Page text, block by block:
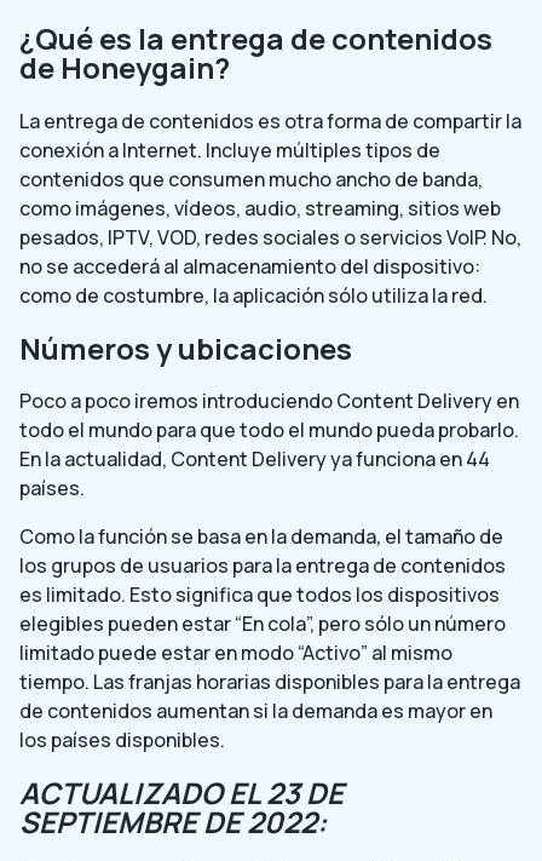
¿Qué es la entrega de contenidos
de Honeygain?
La entrega de contenidos es otra forma de compartir la
conexión a Internet. Incluye múltiples tipos de
contenidos que consumen mucho ancho de banda,
como imágenes, vídeos, audio, streaming, sitios web
pesados, IPTV, VOD, redes sociales o servicios VoIP. No,
no se accederá al almacenamiento del dispositivo:
como de costumbre, la aplicación sólo utiliza la red.
Números y ubicaciones
Poco a poco iremos introduciendo Content Delivery en
todo el mundo para que todo el mundo pueda probarlo.
En la actualidad, Content Delivery ya funciona en 44
países.
Como la función se basa en la demanda, el tamaño de
los grupos de usuarios para la entrega de contenidos
es limitado. Esto significa que todos los dispositivos
elegibles pueden estar “En cola”, pero sólo un número
limitado puede estar en modo “Activo” al mismo
tiempo. Las franjas horarias disponibles para la entrega
de contenidos aumentan si la demanda es mayor en
los países disponibles.
ACTUALIZADO EL 23 DE
SEPTIEMBRE DE 2022: